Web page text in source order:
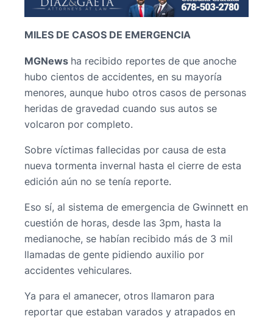
MILES DE CASOS DE EMERGENCIA
MGNews ha recibido reportes de que anoche
hubo cientos de accidentes, en su mayoría
menores, aunque hubo otros casos de personas
heridas de gravedad cuando sus autos se
volcaron por completo.
Sobre víctimas fallecidas por causa de esta
nueva tormenta invernal hasta el cierre de esta
edición aún no se tenía reporte.
Eso sí, al sistema de emergencia de Gwinnett en
cuestión de horas, desde las 3pm, hasta la
medianoche, se habían recibido más de 3 mil
llamadas de gente pidiendo auxilio por
accidentes vehiculares.
Ya para el amanecer, otros llamaron para
reportar que estaban varados y atrapados en